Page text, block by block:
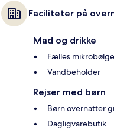
Faciliteter på
Mad og drikke
Fælles
Vandbeholder
Rejser med børn
Børn overnatter
Dagligvarebutik